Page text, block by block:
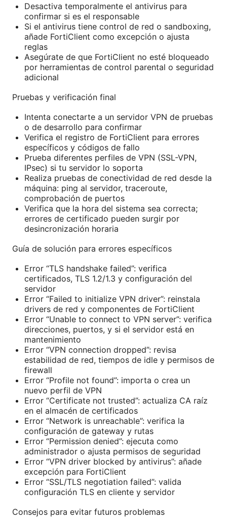
Desactiva temporalmente el antivirus para
confirmar si es el responsable
Si el antivirus tiene control de red o sandboxing,
añade FortiClient como excepción o ajusta
reglas
Asegúrate de que FortiClient no esté bloqueado
por herramientas de control parental o seguridad
adicional
Pruebas y verificación final
Intenta conectarte a un servidor VPN de pruebas
o de desarrollo para confirmar
Verifica el registro de FortiClient para errores
específicos y códigos de fallo
Prueba diferentes perfiles de VPN (SSL-VPN,
IPsec) si tu servidor lo soporta
Realiza pruebas de conectividad de red desde la
máquina: ping al servidor, traceroute,
comprobación de puertos
Verifica que la hora del sistema sea correcta;
errores de certificado pueden surgir por
desincronización horaria
Guía de solución para errores específicos
Error “TLS handshake failed”: verifica
certificados, TLS 1.2/1.3 y configuración del
servidor
Error “Failed to initialize VPN driver”: reinstala
drivers de red y componentes de FortiClient
Error “Unable to connect to VPN server”: verifica
direcciones, puertos, y si el servidor está en
mantenimiento
Error “VPN connection dropped”: revisa
estabilidad de red, tiempos de idle y permisos de
firewall
Error “Profile not found”: importa o crea un
nuevo perfil de VPN
Error “Certificate not trusted”: actualiza CA raíz
en el almacén de certificados
Error “Network is unreachable”: verifica la
configuración de gateway y rutas
Error “Permission denied”: ejecuta como
administrador o ajusta permisos de seguridad
Error “VPN driver blocked by antivirus”: añade
excepción para FortiClient
Error “SSL/TLS negotiation failed”: valida
configuración TLS en cliente y servidor
Consejos para evitar futuros problemas